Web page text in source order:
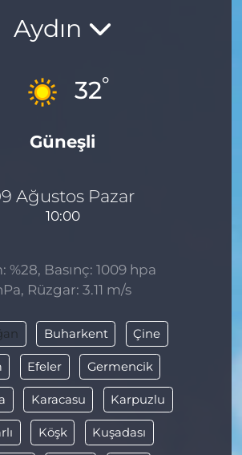
Aydın
32°
Güneşli
Ağustos Pazar
10:00
%28, Basınç: 1009 hpa
Rüzgar: 3.11 m/s
Buharkent Çine
Efeler Germencik
Karacasu Karpuzlu
Köşk Kuşadası